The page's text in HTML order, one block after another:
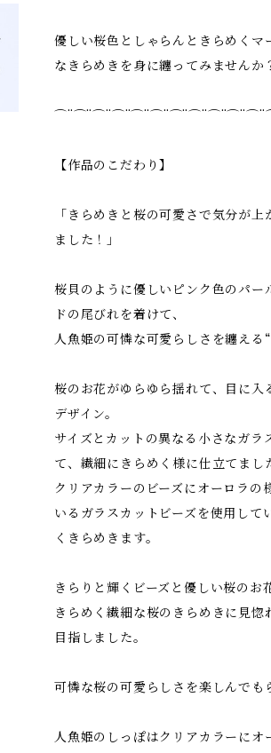
優しい桜色としゃらんときらめくマ
なきらめきを身に纏ってみませんか
【作品のこだわり】
「きらめきと桜の可愛さで気分が
ました！」
桜貝のように優しいピンク色のパー
ドの尾びれを着けて、
人魚姫の可憐な可愛らしさを纏える
桜のお花がゆらゆら揺れて、目に入
デザイン。
サイズとカットの異なる小さなガラ
て、繊細にきらめく様に仕立てまし
クリアカラーのビーズにオーロラの
いるガラスカットビーズを使用して
くきらめきます。
きらりと輝くビーズと優しい桜のお
きらめく繊細な桜のきらめきに見惚
目指しました。
可憐な桜の可愛らしさを楽しんでも
人魚姫のしっぽはクリアカラーにオ